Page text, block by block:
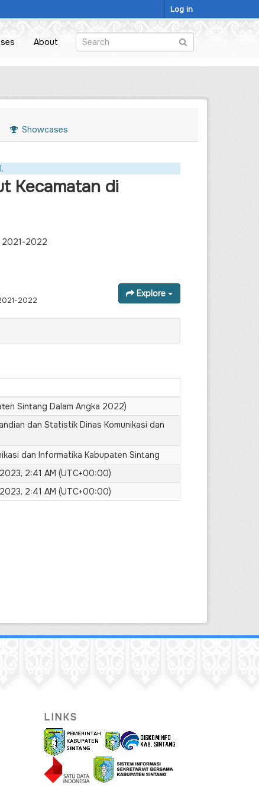
Log in
About
Showcases
Kecamatan di
2021-2022
2022
Explore
Sintang Dalam Angka 2022)
dan Statistik Dinas Komunikasi dan
dan Informatika Kabupaten Sintang
2:41 AM (UTC+00:00)
2:41 AM (UTC+00:00)
LINKS